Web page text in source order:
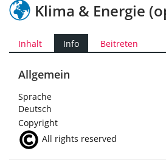
Klima & Energie
Inhalt Info Beitreten
Allgemein
Sprache
Deutsch
Copyright
All rights reserved